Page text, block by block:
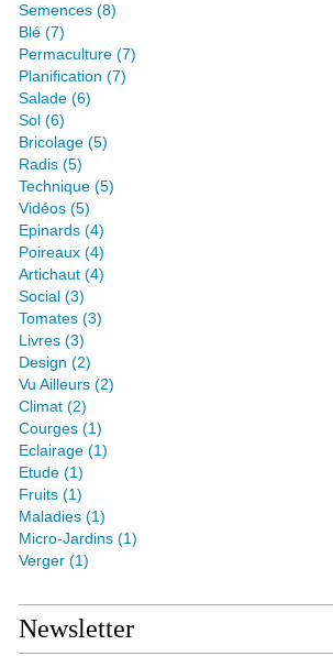
Semences (8)
Blé (7)
Permaculture (7)
Planification (7)
Salade (6)
Sol (6)
Bricolage (5)
Radis (5)
Technique (5)
Vidéos (5)
Epinards (4)
Poireaux (4)
Artichaut (4)
Social (3)
Tomates (3)
Livres (3)
Design (2)
Vu Ailleurs (2)
Climat (2)
Courges (1)
Eclairage (1)
Etude (1)
Fruits (1)
Maladies (1)
Micro-Jardins (1)
Verger (1)
Newsletter